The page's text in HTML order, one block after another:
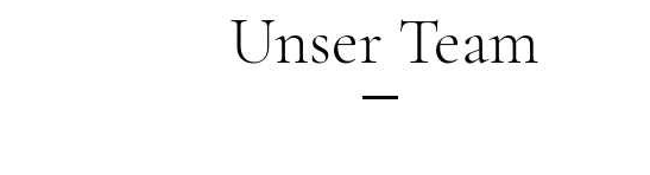
Unser Team